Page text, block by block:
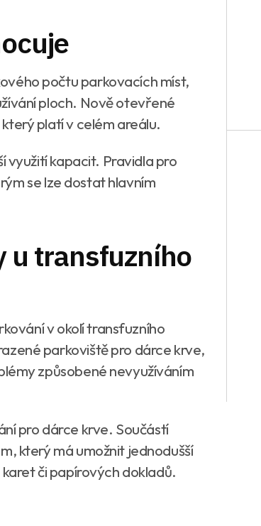
počtu parkovacích míst,
ploch. Nově otevřené
platí v celém areálu.
využití kapacit. Pravidla pro
se lze dostat hlavním
u transfuzního
v okolí transfuzního
parkoviště pro dárce krve,
způsobené nevyužíváním
pro dárce krve. Součástí
který má umožnit jednodušší
či papírových dokladů.